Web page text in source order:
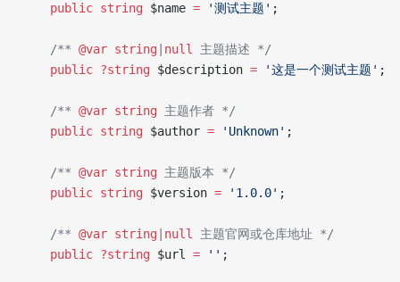
    public
string $name = '测试主题' ;
    /**
@var string null
主题描述 */
    public
?string $description = '这是一个测试主题' ;
    /**
@var string 主题作者 */
    public
string $author = 'Unknown' ;
    /**
@var string 主题版本 */
    public
string $version = '1.0.0' ;
    /**
@var string null
主题官网或仓库地址 */
    public
?string $url = '' ;